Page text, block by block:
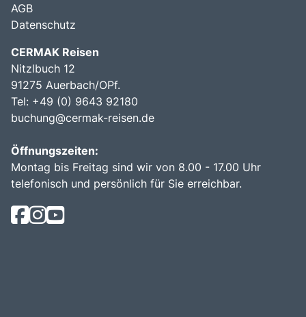
AGB
Datenschutz
CERMAK Reisen
Nitzlbuch 12
91275 Auerbach/OPf.
Tel: +49 (0) 9643 92180
buchung@cermak-reisen.de
Öffnungszeiten:
Montag bis Freitag sind wir von 8.00 - 17.00 Uhr
telefonisch und persönlich für Sie erreichbar.